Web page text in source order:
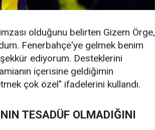
olduğunu belirten Gizem Örge,
Fenerbahçe'ye gelmek benim
ediyorum. Desteklerini
içerisine geldiğimin
çok özel" ifadelerini kullandı.
TESADÜF OLMADIĞINI